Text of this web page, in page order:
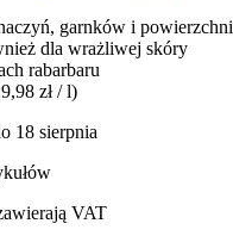
garnków i powierzchni
dla wrażliwej skóry
rabarbaru
zł / l)
18 sierpnia
VAT